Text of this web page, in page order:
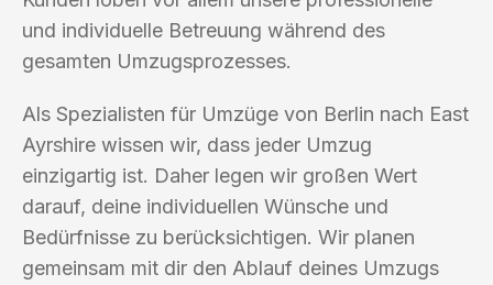
und individuelle Betreuung während des
gesamten Umzugsprozesses.
Als Spezialisten für Umzüge von Berlin nach East
Ayrshire wissen wir, dass jeder Umzug
einzigartig ist. Daher legen wir großen Wert
darauf, deine individuellen Wünsche und
Bedürfnisse zu berücksichtigen. Wir planen
gemeinsam mit dir den Ablauf deines Umzugs